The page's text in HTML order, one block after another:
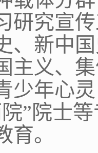
研究宣
、新中
主义、
少年心
”院士
。